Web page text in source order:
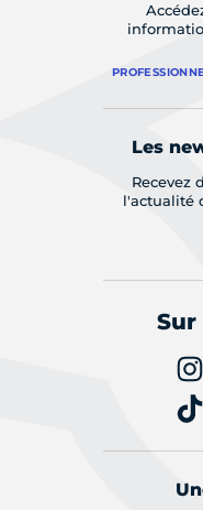
Les
Recevez
l'actualité
Sur